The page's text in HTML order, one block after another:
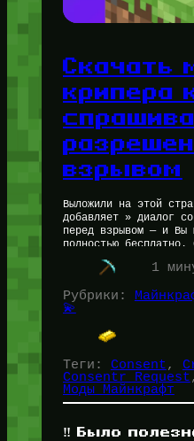
Скачать
крипера
взрывом
Выложили на этой
добавляет » диалог
перед взрывом — и Вы
полностью
который спрашивает
1
Рубрики:
💫
Теги: Consent,
Consentr Request
Моды Майнкрафт
‼️ Было